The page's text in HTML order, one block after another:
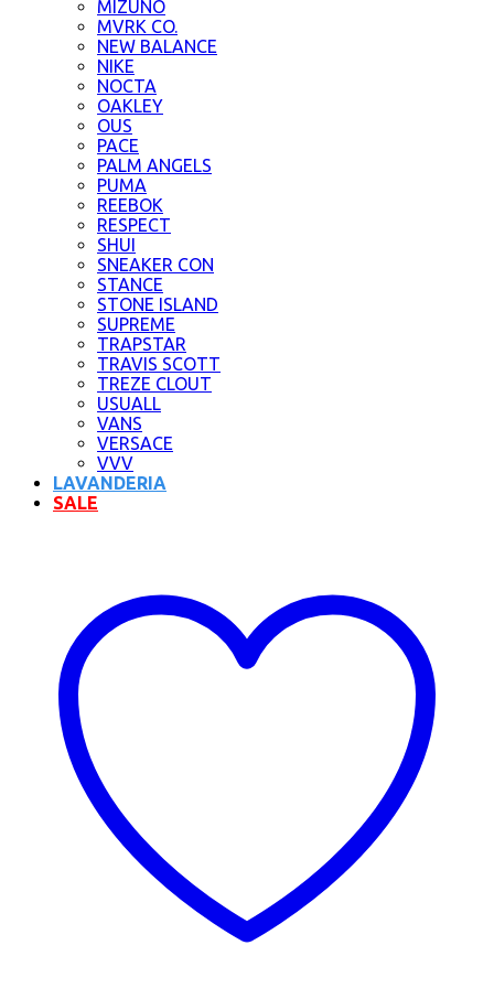
MIZUNO
MVRK CO.
NEW BALANCE
NIKE
NOCTA
OAKLEY
OUS
PACE
PALM ANGELS
PUMA
REEBOK
RESPECT
SHUI
SNEAKER CON
STANCE
STONE ISLAND
SUPREME
TRAPSTAR
TRAVIS SCOTT
TREZE CLOUT
USUALL
VANS
VERSACE
VVV
LAVANDERIA
SALE